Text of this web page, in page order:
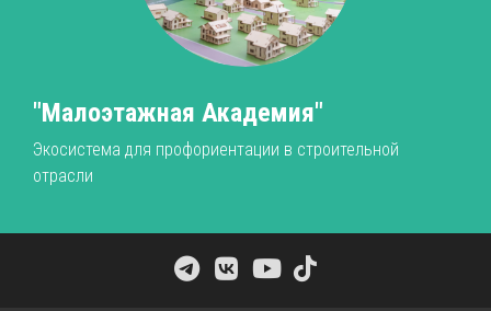
"Малоэтажная Академия"
Экосистема для профориентации в строительной
отрасли